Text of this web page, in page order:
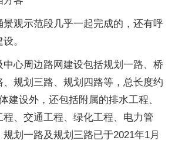
景观示范段几乎一起完成的，还有呼
。
中心周边路网建设包括规划一路、桥
、规划三路、规划四路等，总长度约
建设外，还包括附属的排水工程、
、交通工程、绿化工程、电力管
划一路及规划三路已于2021年1月